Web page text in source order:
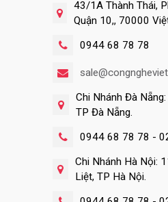
43/1A Thành Thái,
Quận 10,, 70000
0944 68 78 78
Chi Nhánh Đà
TP Đà Nẵng.
0944 68 78 78 -
Chi Nhánh Hà Nội:
Liệt, TP Hà Nội.